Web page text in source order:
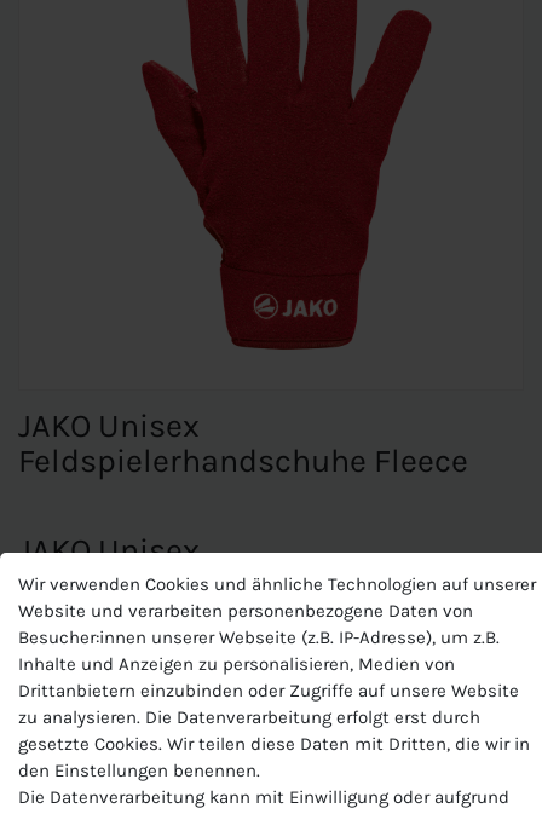
JAKO Unisex
Feldspielerhandschuhe Fleece
JAKO Unisex
Feldspielerhandschuhe Fleece
Rutschfester Fingerkuppenbelag
Klettverschluss auf der Rückseite
Materialart:Micro-Fleece
Zusammensetzung: 100 % Polyester
Produktnummer
Wir verwenden Cookies und ähnliche Technologien auf unserer
Website und verarbeiten personenbezogene Daten von
Besucher:innen unserer Webseite (z.B. IP-Adresse), um z.B.
Inhalte und Anzeigen zu personalisieren, Medien von
Drittanbietern einzubinden oder Zugriffe auf unsere Website
zu analysieren. Die Datenverarbeitung erfolgt erst durch
gesetzte Cookies. Wir teilen diese Daten mit Dritten, die wir in
den Einstellungen benennen.
Die Datenverarbeitung kann mit Einwilligung oder aufgrund